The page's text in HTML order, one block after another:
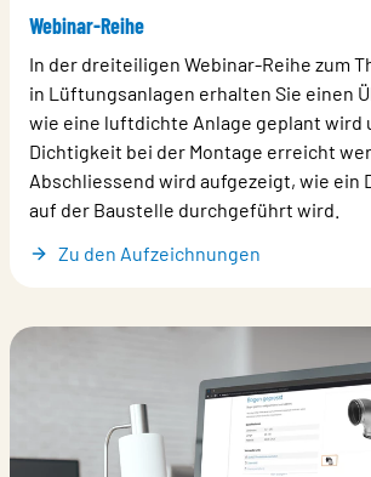
Webinar-Reihe
In der dreiteiligen Webinar-Reihe zum
in Lüftungsanlagen erhalten Sie einen
wie eine luftdichte Anlage geplant wird
Dichtigkeit bei der Montage erreicht
Abschliessend wird aufgezeigt, wie ein
auf der Baustelle durchgeführt wird.
Zu den Aufzeichnungen